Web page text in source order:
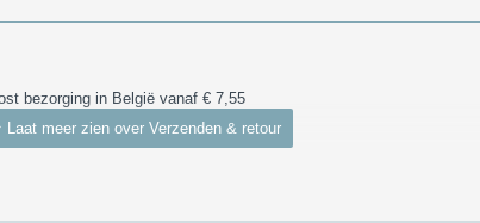
bezorging in België vanaf € 7,55